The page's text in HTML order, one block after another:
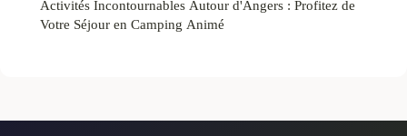
Activités Incontournables Autour d'Angers : Profitez de
Votre Séjour en Camping Animé